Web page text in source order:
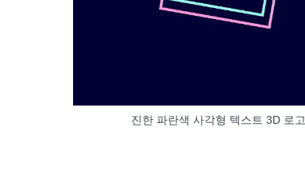
진한 파란색 사각형 텍스트 3D 로고